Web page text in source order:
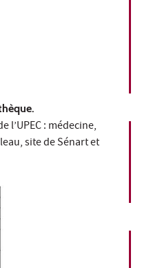
: médecine,
site de Sénart et